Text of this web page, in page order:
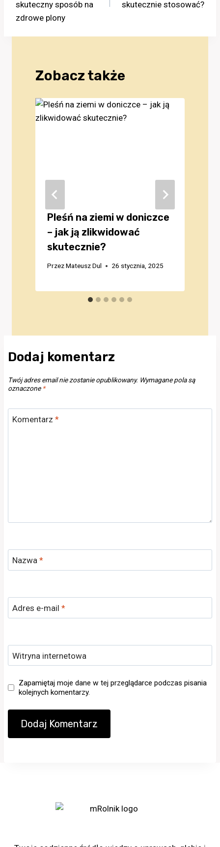
skuteczny sposób na
zdrowe plony
skutecznie stosować?
Zobacz także
Pleśń na ziemi w doniczce
– jak ją zlikwidować
skutecznie?
PrzezMateusz Dul 26 stycznia, 2025
Dodaj komentarz
Twój adres email nie zostanie opublikowany. Wymagane pola są
oznaczone *
Komentarz *
Nazwa *
Adres e-mail *
Witryna internetowa
Zapamiętaj moje dane w tej przeglądarce podczas pisania
kolejnych komentarzy.